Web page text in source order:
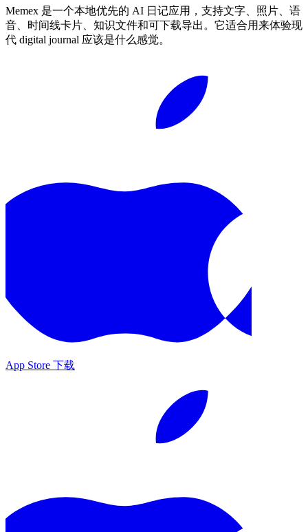
Memex 是一个本地优先的 AI 日记应用，支持文字、照片、语
音、时间线卡片、知识文件和可下载导出。它适合用来体验现
代 digital journal 应该是什么感觉。
App Store 下载